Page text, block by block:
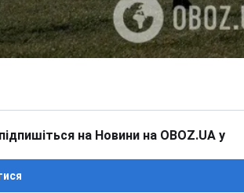
на Новини на OBOZ.UA у